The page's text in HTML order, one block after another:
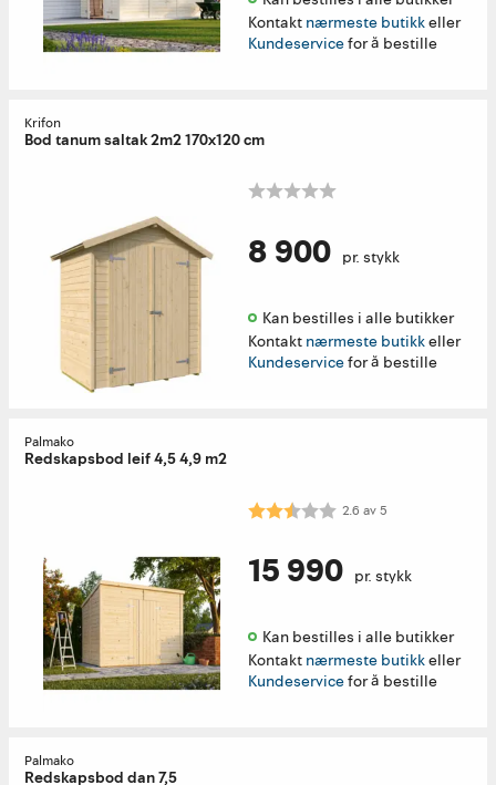
Kontakt nærmeste butikkeller
Kundeservicefor å bestille
Krifon
Bod tanum saltak 2m2 170x120 cm
8 900 pr. stykk
Kan bestilles i alle butikker
Kontakt nærmeste butikkeller
Kundeservicefor å bestille
Palmako
Redskapsbod leif 4,5 4,9 m2
Karakter: 2.6 av 5 mulige
2.6 av5
15 990 pr. stykk
Kan bestilles i alle butikker
Kontakt nærmeste butikkeller
Kundeservicefor å bestille
Palmako
Redskapsbod dan 7,5